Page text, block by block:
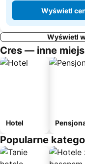
Wyświetl
Wyświetl
Cres — inne
Hotel
Popularne